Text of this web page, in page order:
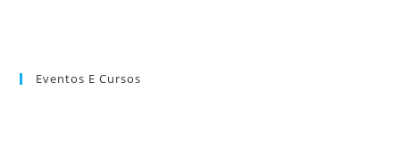
Eventos E Cursos